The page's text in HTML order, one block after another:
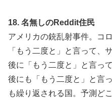
18. 名無しのReddit住民
アメリカの銃乱射事件。コ
「もう二度と」と言って、
後に「もう二度と」と言っ
後にも「もう二度と」と言
も繰り返される国。予測ど